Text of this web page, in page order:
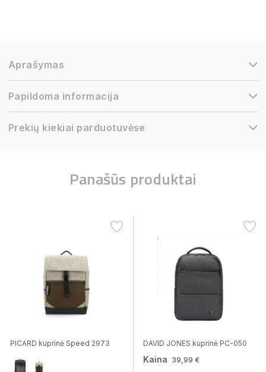
Aprašymas
Papildoma informacija
Prekių kiekiai parduotuvėse
Panašūs produktai
PICARD kuprinė Speed 2973 DAVID JONES kuprinė PC-050
Kaina 39,99 €